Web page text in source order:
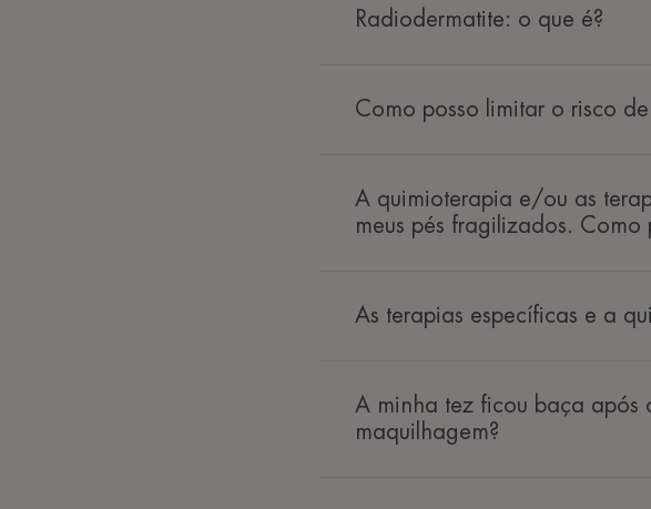
Radiodermatite: o que é?
Como posso limitar o risco
A quimioterapia e/ou as
meus pés fragilizados. Como
As terapias específicas e a
A minha tez ficou baça após
maquilhagem?